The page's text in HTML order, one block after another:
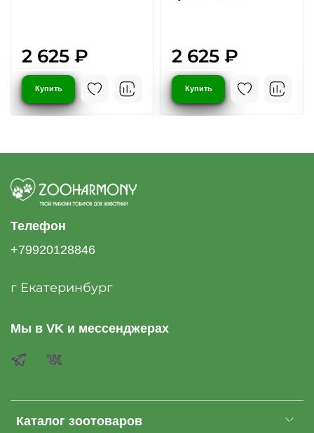
2 625 ₽
Купить
2 625 ₽
Купить
Каталог зоотоваров
Телефон
+79920128846
г Екатеринбург
Мы в VK и мессенджерах